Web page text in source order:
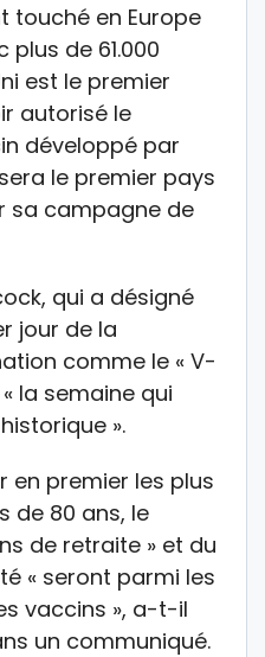
touché en Europe
de 61.000
est le premier
autorisé le
développé par
le premier pays
sa campagne de
qui a désigné
jour de la
comme le « V-
la semaine qui
».
en premier les plus
de 80 ans, le
de retraite » et du
« seront parmi les
vaccins », a-t-il
un communiqué.